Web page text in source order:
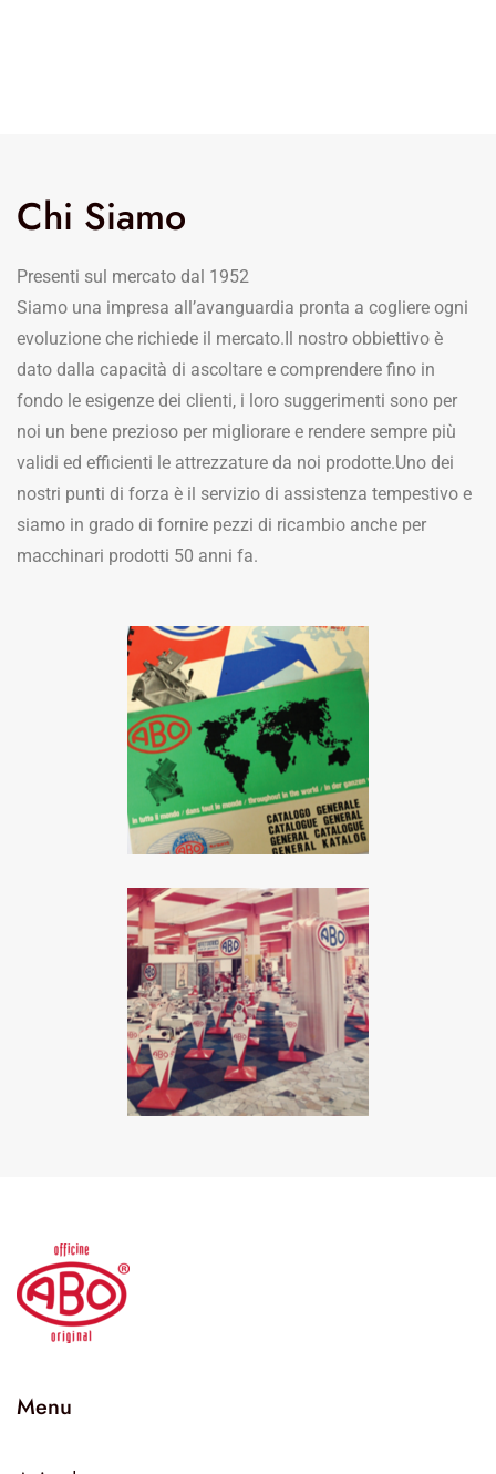
Chi Siamo
Presenti sul mercato dal 1952
Siamo una impresa all’avanguardia pronta a cogliere ogni
evoluzione che richiede il mercato.Il nostro obbiettivo è
dato dalla capacità di ascoltare e comprendere fino in
fondo le esigenze dei clienti, i loro suggerimenti sono per
noi un bene prezioso per migliorare e rendere sempre più
validi ed efficienti le attrezzature da noi prodotte.Uno dei
nostri punti di forza è il servizio di assistenza tempestivo e
siamo in grado di fornire pezzi di ricambio anche per
macchinari prodotti 50 anni fa.
Menu